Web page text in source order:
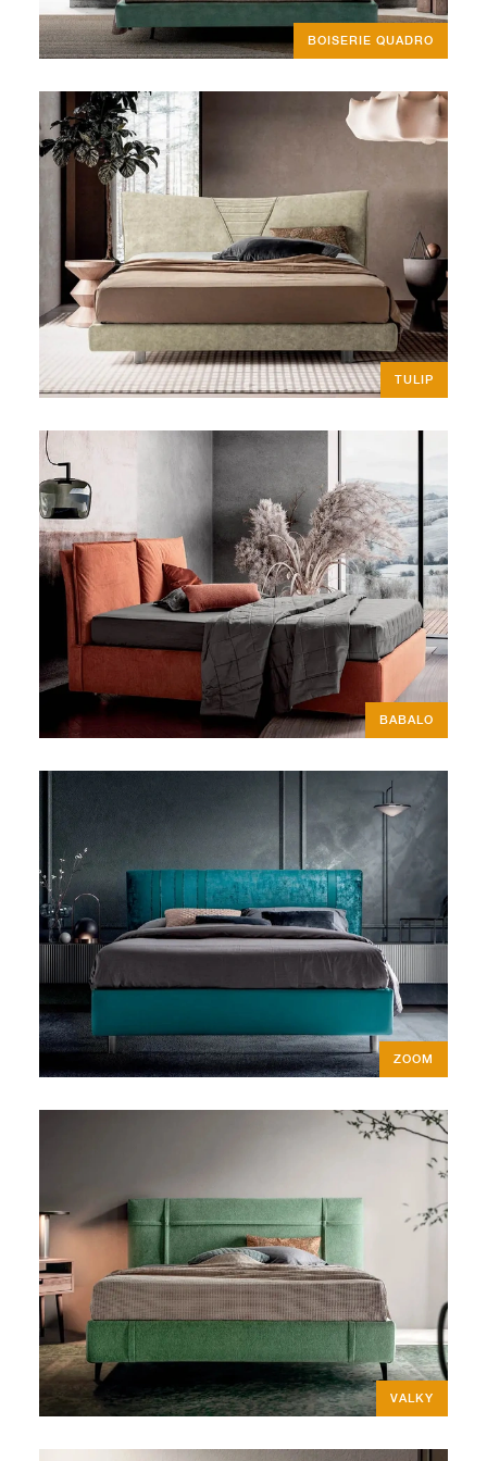
BOISERIE QUADRO
TULIP
BABALO
ZOOM
VALKY